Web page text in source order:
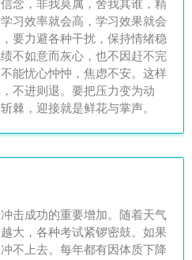
念，非我莫属，舍我其谁，精
习效率就会高，学习效果就会
要力避各种干扰，保持情绪稳
不如意而灰心，也不因赶不完
能忧心忡忡，焦虑不安。这样
不进则退。要把压力变为动
棘，迎接就是鲜花与掌声。
击成功的重要增加。随着天气
大，各种考试紧锣密鼓。如果
不上去。每年都有因体质下降